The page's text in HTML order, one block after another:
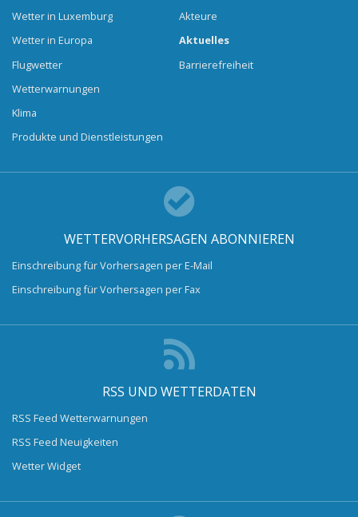
Wetter in Luxemburg
Wetter in Europa
Flugwetter
Wetterwarnungen
Klima
Produkte und Dienstleistungen
Akteure
Aktuelles
Barrierefreiheit
WETTERVORHERSAGEN ABONNIEREN
Einschreibung für Vorhersagen per E-Mail
Einschreibung für Vorhersagen per Fax
RSS UND WETTERDATEN
RSS Feed Wetterwarnungen
RSS Feed Neuigkeiten
Wetter Widget